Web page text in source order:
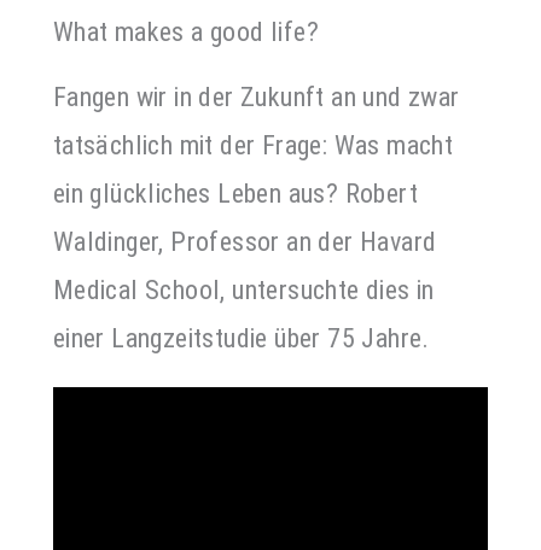
What makes a good life?
Fangen wir in der Zukunft an und zwar
tatsächlich mit der Frage: Was macht
ein glückliches Leben aus? Robert
Waldinger, Professor an der Havard
Medical School, untersuchte dies in
einer Langzeitstudie über 75 Jahre.